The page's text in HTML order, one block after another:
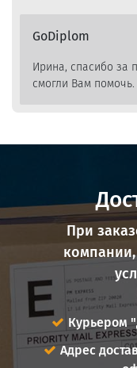
GoDiplom
Ирина, спасибо за
смогли Вам помочь.
При
Курьером
Адрес